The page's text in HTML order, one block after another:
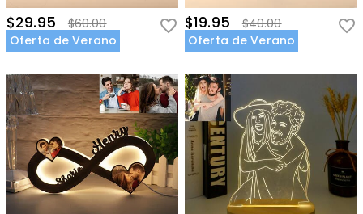
$29.95
$60.00
Oferta de Verano
$19.95
$40.00
Oferta de Verano